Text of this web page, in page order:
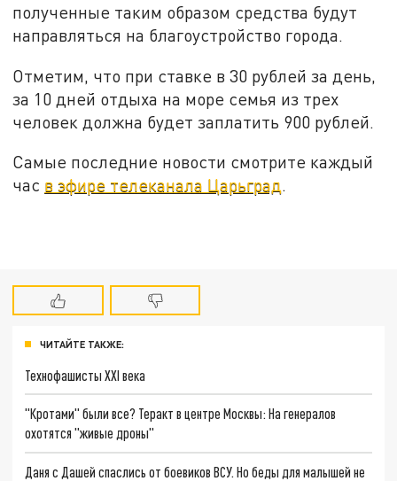
полученные таким образом средства будут
направляться на благоустройство города.
Отметим, что при ставке в 30 рублей за день,
за 10 дней отдыха на море семья из трех
человек должна будет заплатить 900 рублей.
Самые последние новости смотрите каждый
час в эфире телеканала Царьград.
ЧИТАЙТЕ ТАКЖЕ:
Технофашисты XXI века
"Кротами" были все? Теракт в центре Москвы: На генералов
охотятся "живые дроны"
Даня с Дашей спаслись от боевиков ВСУ. Но беды для малышей не